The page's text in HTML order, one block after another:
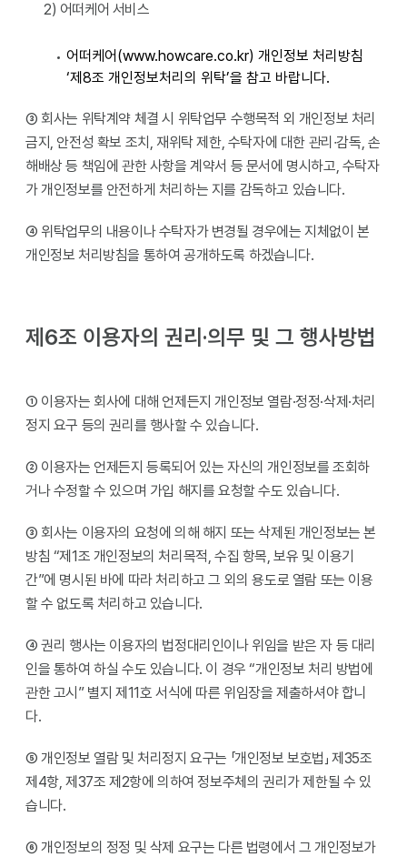
2) 어떠케어 서비스
어떠케어(www.howcare.co.kr) 개인정보 처리방침
‘제8조 개인정보처리의 위탁’을 참고 바랍니다.
③ 회사는 위탁계약 체결 시 위탁업무 수행목적 외 개인정보 처리
금지, 안전성 확보 조치, 재위탁 제한, 수탁자에 대한 관리∙감독, 손
해배상 등 책임에 관한 사항을 계약서 등 문서에 명시하고, 수탁자
가 개인정보를 안전하게 처리하는 지를 감독하고 있습니다.
④ 위탁업무의 내용이나 수탁자가 변경될 경우에는 지체없이 본
개인정보 처리방침을 통하여 공개하도록 하겠습니다.
제6조 이용자의 권리·의무 및 그 행사방법
① 이용자는 회사에 대해 언제든지 개인정보 열람·정정·삭제·처리
정지 요구 등의 권리를 행사할 수 있습니다.
② 이용자는 언제든지 등록되어 있는 자신의 개인정보를 조회하
거나 수정할 수 있으며 가입 해지를 요청할 수도 있습니다.
③ 회사는 이용자의 요청에 의해 해지 또는 삭제된 개인정보는 본
방침 “제1조 개인정보의 처리목적, 수집 항목, 보유 및 이용기
간”에 명시된 바에 따라 처리하고 그 외의 용도로 열람 또는 이용
할 수 없도록 처리하고 있습니다.
④ 권리 행사는 이용자의 법정대리인이나 위임을 받은 자 등 대리
인을 통하여 하실 수도 있습니다. 이 경우 “개인정보 처리 방법에
관한 고시” 별지 제11호 서식에 따른 위임장을 제출하셔야 합니
다.
⑤ 개인정보 열람 및 처리정지 요구는 「개인정보 보호법」 제35조
제4항, 제37조 제2항에 의하여 정보주체의 권리가 제한될 수 있
습니다.
⑥ 개인정보의 정정 및 삭제 요구는 다른 법령에서 그 개인정보가